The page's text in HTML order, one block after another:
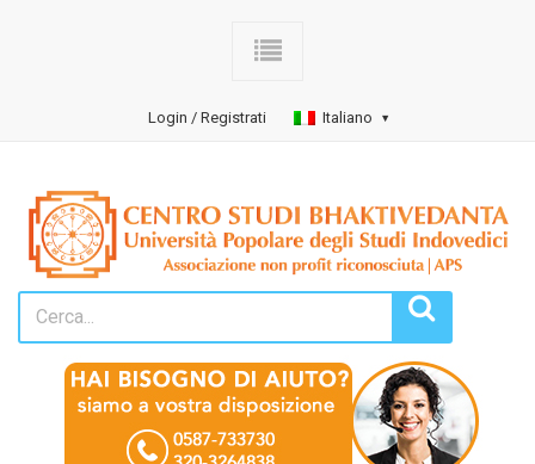
Login / Registrati Italiano